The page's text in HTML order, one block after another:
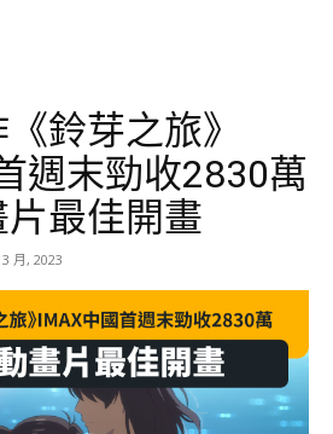
鈴芽之旅》
週末勁收2830萬
最佳開畫
月, 2023